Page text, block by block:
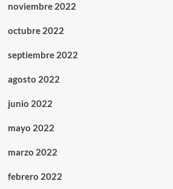
noviembre 2022
octubre 2022
septiembre 2022
agosto 2022
junio 2022
mayo 2022
marzo 2022
febrero 2022